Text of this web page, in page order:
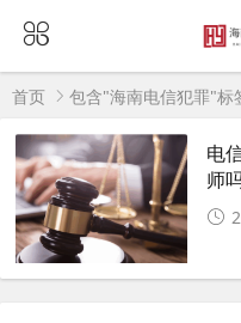
首页 包含"海南电信犯罪"标
电
师